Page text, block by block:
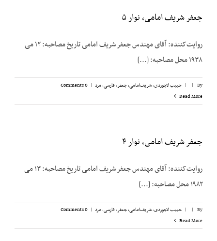
جعفر شریف امامی، نوار ۵
روایت‌کننده: آقای مهندس جعفر شریف امامی تاریخ مصاحبه: ۱۲ می
۱۹۳۸ محل مصاحبه: [...]
By
|
| حبیب لاجوردی,شریف‌امامی، جعفر,فارسی,مرد |
0 Comments
Read More
جعفر شریف امامی، نوار ۴
روایت‌کننده: آقای مهندس جعفر شریف امامی تاریخ مصاحبه: ۱۳ می
۱۹۸۲ محل مصاحبه: [...]
By
|
| حبیب لاجوردی,شریف‌امامی، جعفر,فارسی,مرد |
0 Comments
Read More